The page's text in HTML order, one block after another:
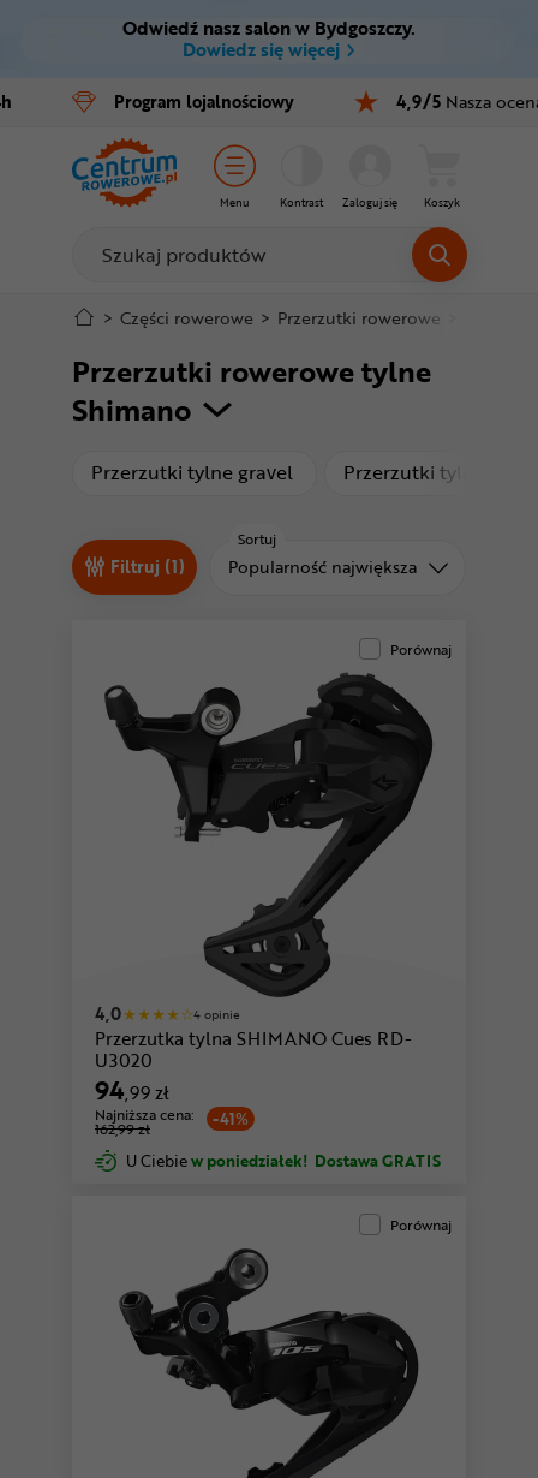
Ctrl M
Menu główne
Filtry
Produkty
Stopka
Mapa strony
Odwiedź nasz salon w Bydgoszczy.
Dowiedz się więcej
Program lojalnościowy 4,9/5 Nasza
Menu Kontrast Zaloguj się Koszyk
Rowery
E-bike
Części
Akcesoria
Odzież
Kaski
Buty
Warsztat
Odżywki
Nowości
> Części rowerowe > Przerzutki rowerowe
Przerzutki rowerowe tylne
Shimano
Przerzutki tylne gravel produktyPrzerzutki tylne MTB
Filtruj (1)
Sortuj
Sortuj od
Popularność największa
Porównaj
4,0 4 opinie
Przerzutka tylna SHIMANO Cues RD-
U3020
94,99 zł
-41%
Najniższa cena:
162,99 zł
U Ciebiew poniedziałek! Dostawa GRATIS
Porównaj